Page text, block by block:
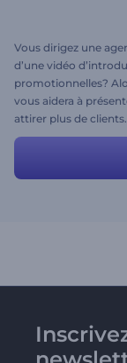
Vous dirigez une
d’une vidéo
promotionnelles?
vous aidera à
attirer plus de
script et rien de plus
incroyable vidéo